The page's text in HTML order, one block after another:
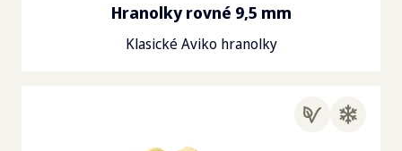
Hranolky rovné 9,5 mm
Klasické Aviko hranolky